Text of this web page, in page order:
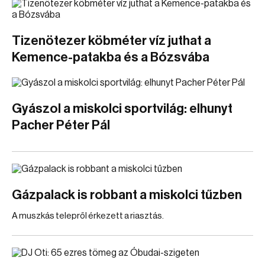
Tizenötezer köbméter víz juthat a
Kemence-patakba és a Bózsvába
Gyászol a miskolci sportvilág: elhunyt
Pacher Péter Pál
Gázpalack is robbant a miskolci tűzben
A muszkás telepről érkezett a riasztás.